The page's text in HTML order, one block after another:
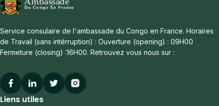
Service consulaire de l'ambassade du Congo en France. Horaires
de Travail (sans intérruption) : Ouverture (opening) : 09H00
Fermeture (closing) :16H00. Retrouvez vous nous sur :
Facebook
LinkedinTwitterInstagram
Liens utiles